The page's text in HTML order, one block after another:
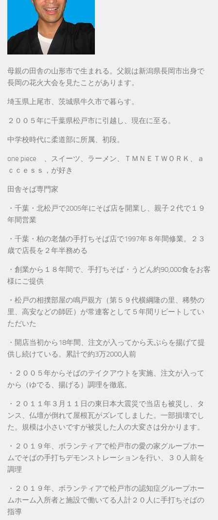
母親の田舎の山形市で生まれる。父親は新潟県長岡市出身で
長岡の花火大会を見たことがあります。
埼玉県上尾市、茨城県牛久市で暮らす。
２００５年に千葉県松戸市に引越し、現在に至る。
中学校時代に柔道部に所属、初段。
one piece 、スイーツ、ラーメン、ＴＭＮＥＴＷＯＲＫ、ａ
ｃｃｅｓｓ，が好き
田舎そば専門家
・千葉・北松戸で2005年にそば店を開業し、親子２代で１９
年間営業
・千葉・柏の老舗の手打ちそば店で1997年８年間修業。２３
歳で店長を２年半務める
・創業から１８年間で、手打ちそば・うどん約90,000食をお客
様にご提供
・松戸の相撲部屋の鳴戸親方（第５９代横綱隆の里、稀勢の
里、高安などの師匠）が常連客として５年間リピートしてい
ただいた
・開店当初から18年間、注文が入ってから天ぷらを揚げて提
供し続けている。累計で約3万2000人前
・２００５年からそばのテイクアウトを実施、注文が入って
から（ゆでる、揚げる）調理を徹底。
・２０１１年３月１１日の東日本大震災で当店も被災し、タ
ンス、仏壇が倒れて屋根瓦がズレてしました。一部損壊でし
た。規模は小さいですが被災した人の大変さは分かります。
・２０１９年、ボランティアで松戸市の愛の家グループホー
ムでそばの手打ちデモンストレーションを行い、３０人前を
調理
・２０１９年、ボランティアで松戸市の認知症グループホー
ムホーム入所者と施設で働いてる人計２０人に手打ちそばの
指導